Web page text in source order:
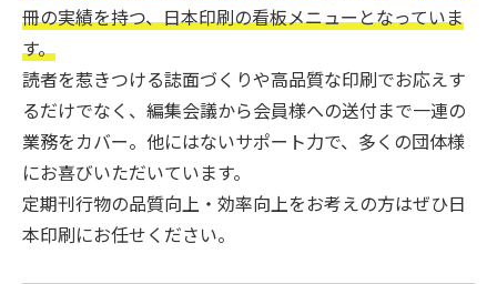
冊の実績を持つ、日本印刷の看板メニューとなっていま
す。
読者を惹きつける誌面づくりや高品質な印刷でお応えす
るだけでなく、編集会議から会員様への送付まで一連の
業務をカバー。他にはないサポート力で、多くの団体様
にお喜びいただいています。
定期刊行物の品質向上・効率向上をお考えの方はぜひ日
本印刷にお任せください。